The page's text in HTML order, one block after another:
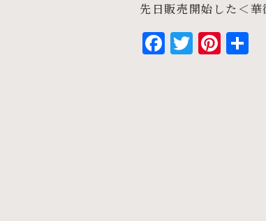
先日販売開始した＜華
Facebook
Twitter